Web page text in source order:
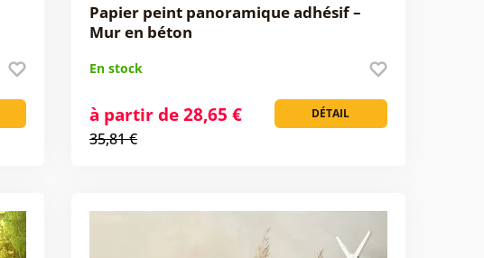
Papier peint panoramique adhésif –
Mur en béton
En stock
DÉTAIL
à partir de 28,65 €
35,81 €